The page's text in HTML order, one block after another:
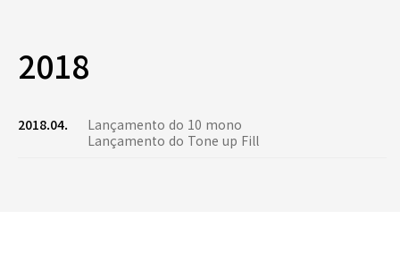
2018
2018.04.
Lançamento do 10 mono
Lançamento do Tone up Fill